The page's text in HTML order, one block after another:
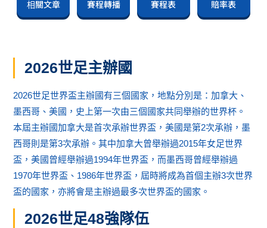
相關文章 賽程轉播 賽程表 賠率表
2026世足主辦國
2026世足世界盃主辦國有三個國家，地點分別是：加拿大、
墨西哥、美國，史上第一次由三個國家共同舉辦的世界杯。
本屆主辦國加拿大是首次承辦世界盃，美國是第2次承辦，墨
西哥則是第3次承辦。其中加拿大曾舉辦過2015年女足世界
盃，美國曾經舉辦過1994年世界盃，而墨西哥曾經舉辦過
1970年世界盃、1986年世界盃，屆時將成為首個主辦3次世界
盃的國家，亦將會是主辦過最多次世界盃的國家。
2026世足48強隊伍